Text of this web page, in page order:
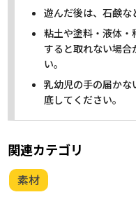
遊んだ後は、石鹸な
粘土や塗料・液体・
すると取れない場合
い。
乳幼児の手の届か
底してください。
関連カテゴリ
素材